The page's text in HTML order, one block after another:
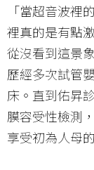
「當超音波裡
裡真的是有點
從沒看到這景
歷經多次試管
床。直到佑昇
膜容受性檢測
享受初為人母